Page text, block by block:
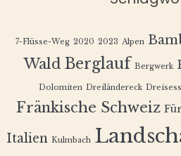
7-Flüsse-Weg 2020 2023 Alpen
Wald Berglauf Bergwerk
Dolomiten Dreiländereck
Fränkische Schweiz
Italien Kulmbach